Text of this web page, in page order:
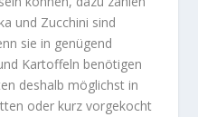
und Zucchini sind
sie in genügend
Kartoffeln benötigen
deshalb möglichst in
oder kurz vorgekocht